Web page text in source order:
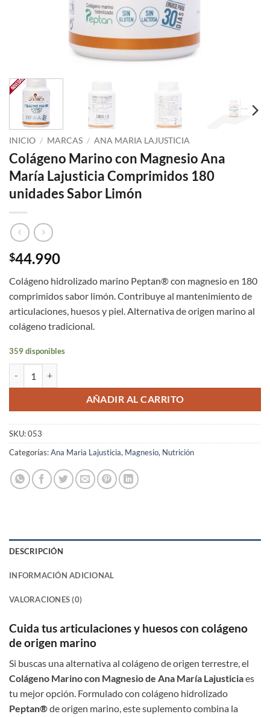
INICIO / MARCAS / ANA MARIA LAJUSTICIA
Colágeno Marino con Magnesio Ana
María Lajusticia Comprimidos 180
unidades Sabor Limón
$44.990
Colágeno hidrolizado marino Peptan® con magnesio en 180
comprimidos sabor limón. Contribuye al mantenimiento de
articulaciones, huesos y piel. Alternativa de origen marino al
colágeno tradicional.
359 disponibles
AÑADIR AL CARRITO
SKU:053
Categorías:Ana Maria Lajusticia, Magnesio, Nutrición
DESCRIPCIÓN
INFORMACIÓN ADICIONAL
VALORACIONES (0)
Cuida tus articulaciones y huesos con colágeno
de origen marino
Si buscas una alternativa al colágeno de origen terrestre, el
Colágeno Marino con Magnesio de Ana María Lajusticiaes
tu mejor opción. Formulado con colágeno hidrolizado
Peptan®de origen marino, este suplemento combina la